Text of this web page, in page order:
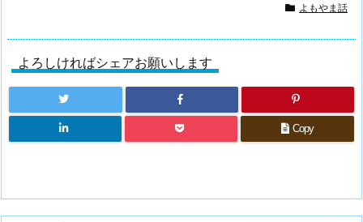
よもやま話
よろしければシェアお願いします
Copy